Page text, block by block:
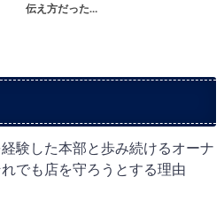
伝え方だった…
験した本部と歩み続けるオーナ
でも店を守ろうとする理由